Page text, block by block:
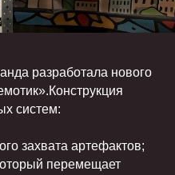
разработала нового
систем:
захвата артефактов;
перемещает